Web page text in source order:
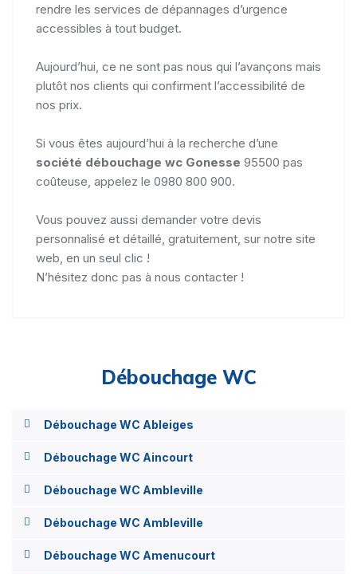
rendre les services de dépannages d’urgence
accessibles à tout budget.
Aujourd’hui, ce ne sont pas nous qui l’avançons mais
plutôt nos clients qui confirment l’accessibilité de
nos prix.
Si vous êtes aujourd’hui à la recherche d’une
société débouchage wc Gonesse 95500 pas
coûteuse, appelez le 0980 800 900.
Vous pouvez aussi demander votre devis
personnalisé et détaillé, gratuitement, sur notre site
web, en un seul clic !
N’hésitez donc pas à nous contacter !
Débouchage WC
Débouchage WC Ableiges
Débouchage WC Aincourt
Débouchage WC Ambleville
Débouchage WC Ambleville
Débouchage WC Amenucourt